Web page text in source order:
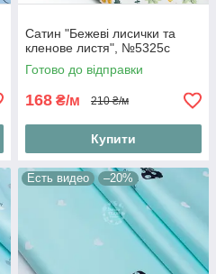
Сатин "Бежеві лисички та
кленове листя", №5325с
Готово до відправки
168 ₴/м 210 ₴/м
Купити
Есть видео –20%